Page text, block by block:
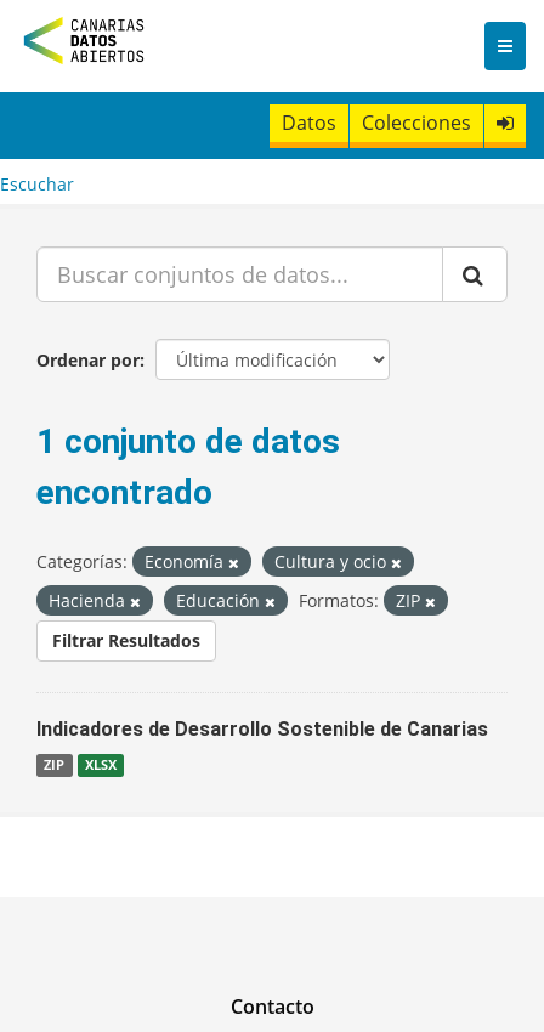
n
t
Datos Colecciones
Escuchar
Ordenar por
1 conjunto de datos
encontrado
Categorías: Economía
Cultura y ocio
Hacienda
Educación Formatos:
ZIP
Filtrar Resultados
Indicadores de Desarrollo Sostenible de Canarias
ZIP XLSX
Contacto